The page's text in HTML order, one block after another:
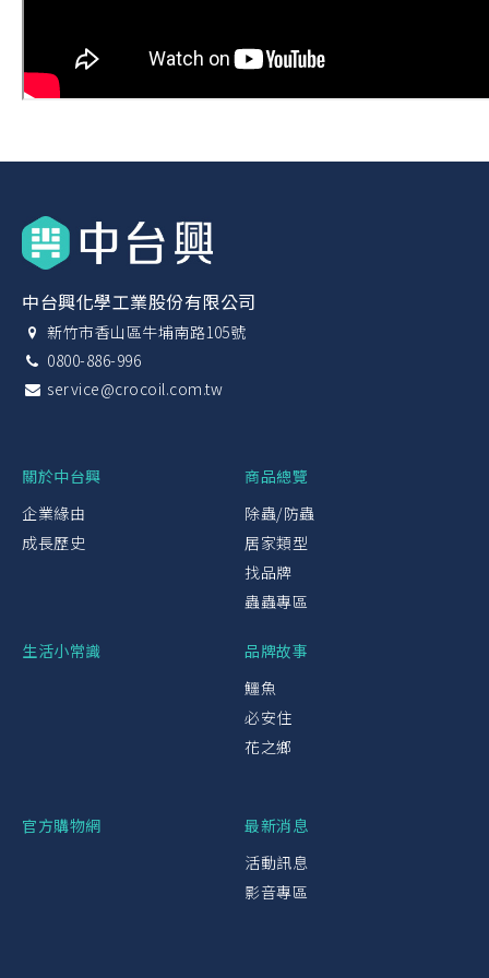
中台興化學工業股份有限公司
新竹市香山區牛埔南路105號
0800-886-996
service@crocoil.com.tw
關於中台興
企業緣由
成長歷史
商品總覽
除蟲/防蟲
居家類型
找品牌
蟲蟲專區
生活小常識
品牌故事
鱷魚
必安住
花之鄉
官方購物網
最新消息
活動訊息
影音專區